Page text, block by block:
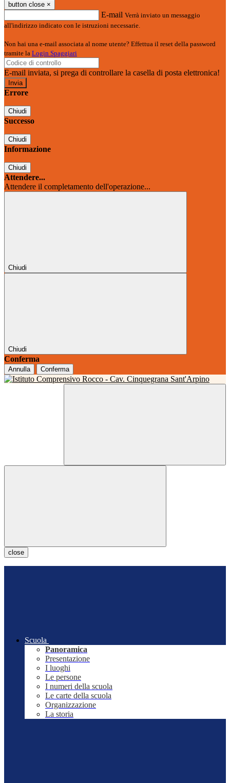
button close ×
E-mail Verrà inviato un messaggio
all'indirizzo indicato con le istruzioni necessarie.
Non hai una e-mail associata al nome utente? Effettua il reset della password
tramite la Login Spaggiari
E-mail inviata, si prega di controllare la casella di posta elettronica!
Errore
Chiudi
Successo
Chiudi
Informazione
Chiudi
Attendere...
Attendere il completamento dell'operazione...
Chiudi
Chiudi
Conferma
Annulla Conferma
close
Scuola
Panoramica
Presentazione
I luoghi
Le persone
I numeri della scuola
Le carte della scuola
Organizzazione
La storia